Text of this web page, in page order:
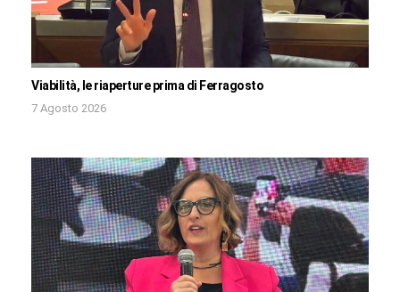
Viabilità, le riaperture prima di Ferragosto
7 Agosto 2026